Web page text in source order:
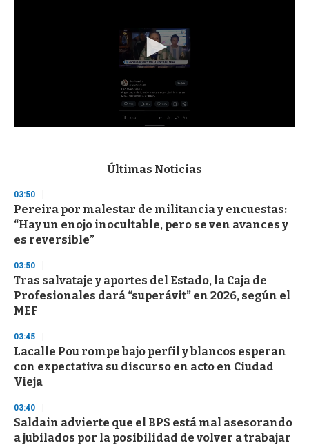
s
d
s
o
3
s
e
c
o
n
Últimas Noticias
03:50
Pereira por malestar de militancia y encuestas:
“Hay un enojo inocultable, pero se ven avances y
es reversible”
03:50
Tras salvataje y aportes del Estado, la Caja de
Profesionales dará “superávit” en 2026, según el
MEF
03:45
Lacalle Pou rompe bajo perfil y blancos esperan
con expectativa su discurso en acto en Ciudad
Vieja
03:40
Saldain advierte que el BPS está mal asesorando
a jubilados por la posibilidad de volver a trabajar